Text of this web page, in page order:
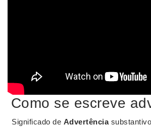
Como se escreve
Significado de Advertência